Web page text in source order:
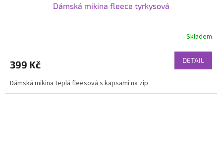
Dámská mikina fleece tyrkysová
Skladem
399 Kč DETAIL
Dámská mikina teplá fleesová s kapsami na zip